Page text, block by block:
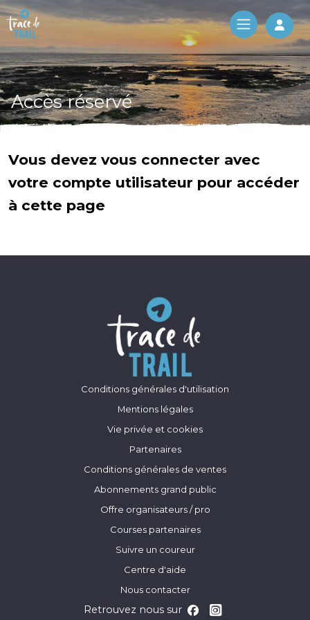
Log
Accès réservé
Vous devez vous connecter avec
votre compte utilisateur pour accéder
à cette page
Conditions générales d'utilisation
Mentions légales
Vie privée et cookies
Partenaires
Conditions générales de ventes
Abonnements grand public
Offre organisateurs / pro
Courses partenaires
Suivre un coureur
Centre d'aide
Nous contacter
Retrouvez nous sur